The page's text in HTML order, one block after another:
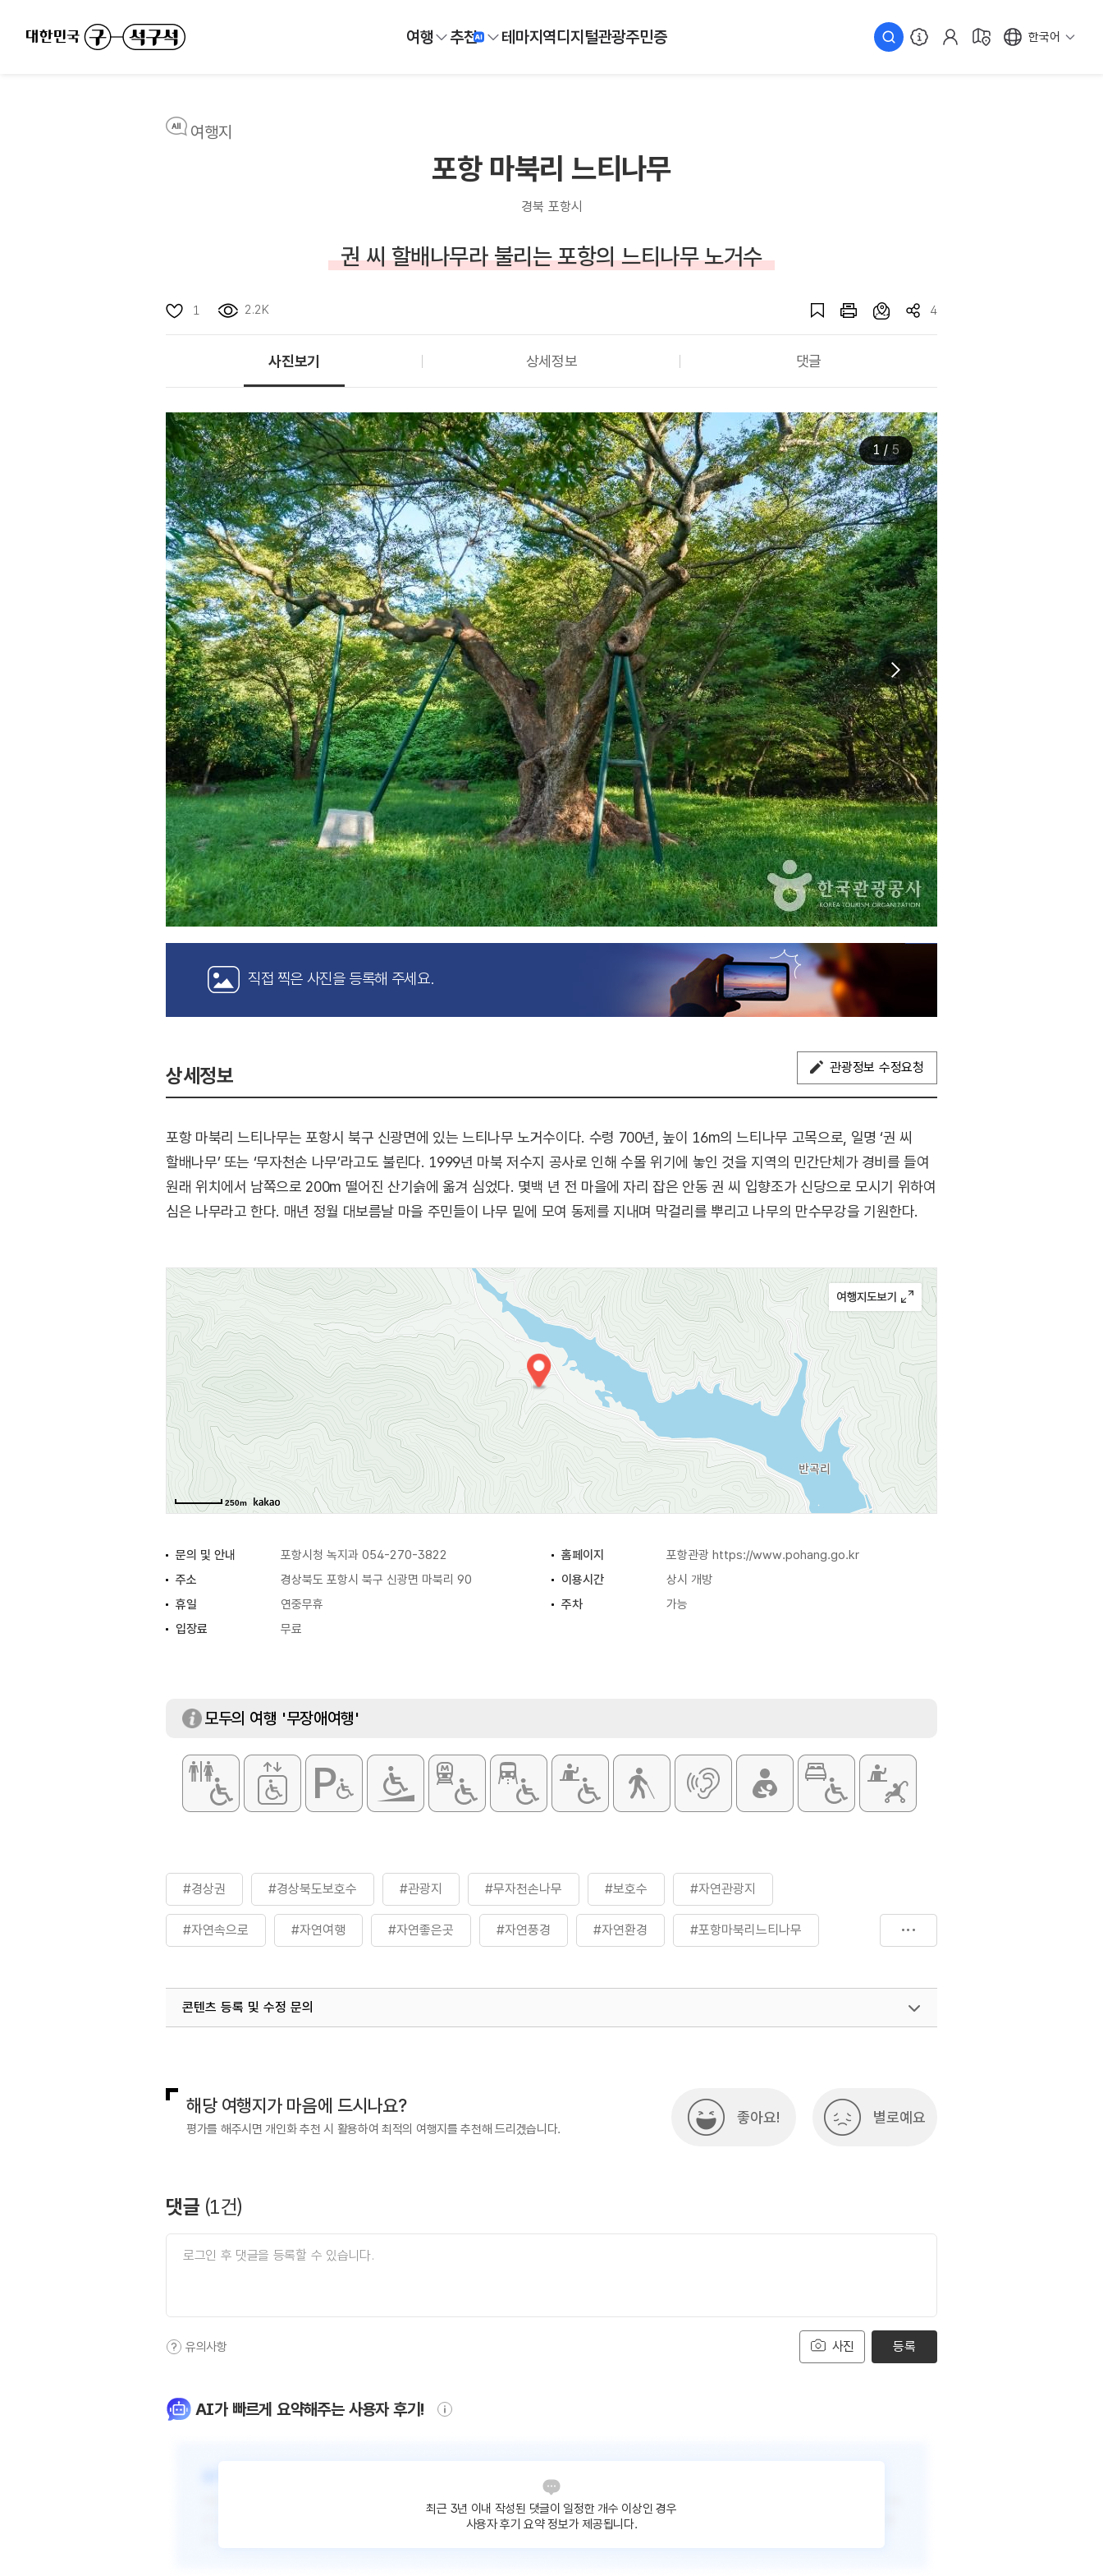
여행 추천 테마지역디지털관광주민증 한국어
여행지
포항 마북리 느티나무
경북 포항시
권 씨 할배나무라 불리는 포항의 느티나무 노거수
1 2.2K 4
사진보기 상세정보 댓글
1/5
직접 찍은 사진을 등록해 주세요.
상세정보 관광정보 수정요청
포항 마북리 느티나무는 포항시 북구 신광면에 있는 느티나무 노거수이다. 수령 700년, 높이 16m의 느티나무 고목으로, 일명 ‘권 씨
할배나무’ 또는 ‘무자천손 나무’라고도 불린다. 1999년 마북 저수지 공사로 인해 수몰 위기에 놓인 것을 지역의 민간단체가 경비를 들여
원래 위치에서 남쪽으로 200m 떨어진 산기슭에 옮겨 심었다. 몇백 년 전 마을에 자리 잡은 안동 권 씨 입향조가 신당으로 모시기 위하여
심은 나무라고 한다. 매년 정월 대보름날 마을 주민들이 나무 밑에 모여 동제를 지내며 막걸리를 뿌리고 나무의 만수무강을 기원한다.
250m
문의 및 안내 포항시청 녹지과 054-270-3822 홈페이지 포항관광 https://www.pohang.go.kr
주소
경상북도 포항시 북구 신광면 마북리 90 이용시간
상시 개방
휴일
연중무휴 주차
가능
입장료
무료
모두의 여행 '무장애여행'
#경상권 #경상북도보호수 #관광지 #무자천손나무 #보호수 #자연관광지
#자연속으로 #자연여행 #자연좋은곳 #자연풍경 #자연환경 #포항마북리느티나무
콘텐츠 등록 및 수정 문의
해당 여행지가 마음에 드시나요?
평가를 해주시면 개인화 추천 시 활용하여 최적의 여행지를 추천해 드리겠습니다.
좋아요! 별로예요
댓글 (1건)
사진
유의사항 등록
AI가 빠르게 요약해주는 사용자 후기!
최근 3년 이내 작성된 댓글이 일정한 개수 이상인 경우
사용자 후기 요약 정보가 제공됩니다.